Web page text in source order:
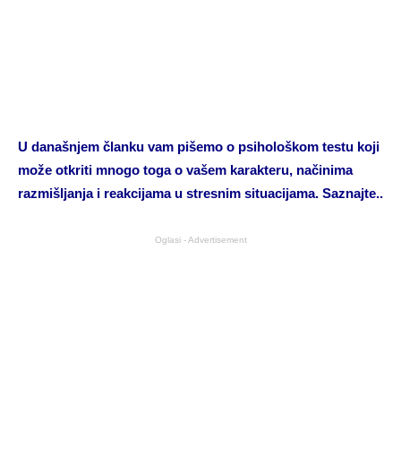
U današnjem članku vam pišemo o psihološkom testu koji
može otkriti mnogo toga o vašem karakteru, načinima
razmišljanja i reakcijama u stresnim situacijama. Saznajte..
Oglasi - Advertisement